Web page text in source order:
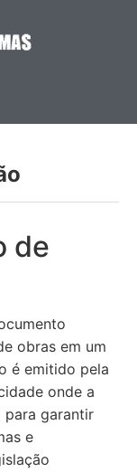
de
obras em um
é emitido pela
onde a
para garantir
e